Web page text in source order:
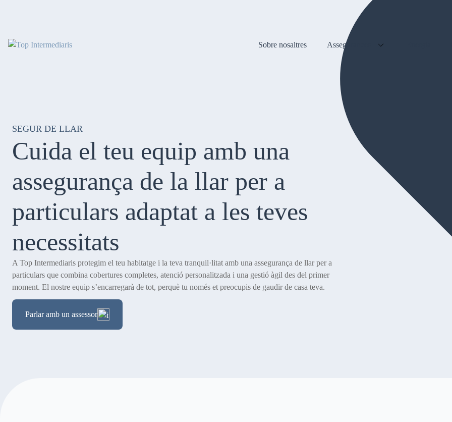
Sobre nosaltres Assegurances
SEGUR DE LLAR
Cuida el teu equip amb una
assegurança de la llar per a
particulars adaptat a les teves
necessitats
A Top Intermediaris protegim el teu habitatge i la teva tranquil·litat amb una assegurança de llar per a
particulars que combina cobertures completes, atenció personalitzada i una gestió àgil des del primer
moment. El nostre equip s’encarregarà de tot, perquè tu només et preocupis de gaudir de casa teva.
Parlar amb un assessor